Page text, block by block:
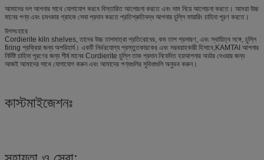
আমাদের দল আপনার সাথে যোগাযোগ করবে বিস্তারিত আলোচনা করতে এবং দাম নিয়ে আলোচনা করতে। আমরা উচ্চ
মানের পণ্য এবং চমৎকার গ্রাহক সেবা প্রদান করতে প্রতিশ্রুতিবদ্ধ আপনার চুল্লি ফায়ারিং চাহিদা পূরণ করতে।
উপসংহারে
Cordierite kiln shelves, তাদের উচ্চ তাপমাত্রা প্রতিরোধের, কম তাপ প্রসারণ, এবং স্থায়িত্ব সঙ্গে, চুল্লি
firing প্রক্রিয়া জন্য অপরিহার্য। একটি নির্ভরযোগ্য প্রস্তুতকারকের এবং সরবরাহকারী হিসাবে,KAMTAI আপনার
নির্দিষ্ট চাহিদা পূরণের জন্য শীর্ষ মানের Cordierite চুল্লি তাক প্রদান নিবেদিত হয়আপনার অর্ডার দেওয়ার জন্য
আজই আমাদের সাথে যোগাযোগ করুন এবং আমাদের পণ্যগুলির সুবিধাগুলি অনুভব করুন।
কাস্টমাইজেশনঃ